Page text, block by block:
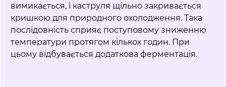
вимикається, і каструля щільно закривається
кришкою для природного охолодження. Така
послідовність сприяє поступовому зниженню
температури протягом кількох годин. При
цьому відбувається додаткова ферментація.